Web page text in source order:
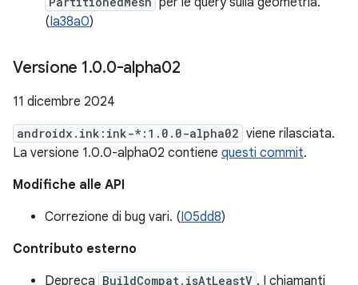
(Ia38a0)
Versione 1.0.0-alpha02
11 dicembre 2024
androidx.ink:ink-*:1.0.0-alpha02 viene rilasciata.
La versione 1.0.0-alpha02 contiene questi commit.
Modifiche alle API
Correzione di bug vari. (I05dd8)
Contributo esterno
Depreca BuildCompat.isAtLeastV . I chiamanti